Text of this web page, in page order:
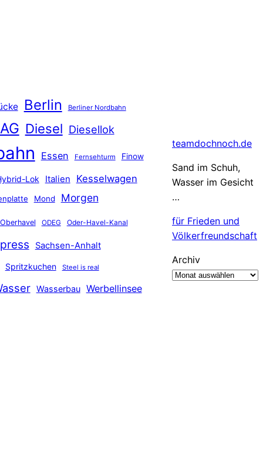
Berlin Berliner Nordbahn
Diesel Diesellok
Essen Fernsehturm Finow
Lok Italien Kesselwagen
Mond Morgen
Oberhavel ODEG Oder-Havel-Kanal
Sachsen-Anhalt
Spritzkuchen Steel is real
Wasserbau Werbellinsee
teamdochnoch.de
Sand im Schuh,
Wasser im Gesicht
…
für Frieden und
Völkerfreundschaft
Archiv